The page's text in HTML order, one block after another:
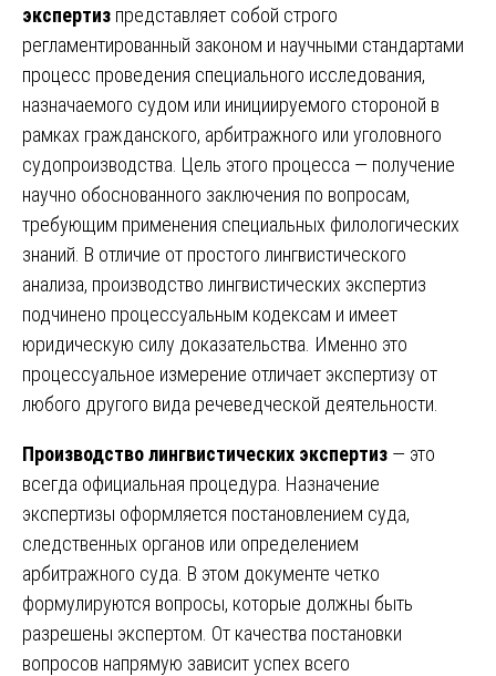
экспертиз представляет собой строго
регламентированный законом и научными стандартами
процесс проведения специального исследования,
назначаемого судом или инициируемого стороной в
рамках гражданского, арбитражного или уголовного
судопроизводства. Цель этого процесса — получение
научно обоснованного заключения по вопросам,
требующим применения специальных филологических
знаний. В отличие от простого лингвистического
анализа, производство лингвистических экспертиз
подчинено процессуальным кодексам и имеет
юридическую силу доказательства. Именно это
процессуальное измерение отличает экспертизу от
любого другого вида речеведческой деятельности.
Производство лингвистических экспертиз — это
всегда официальная процедура. Назначение
экспертизы оформляется постановлением суда,
следственных органов или определением
арбитражного суда. В этом документе четко
формулируются вопросы, которые должны быть
разрешены экспертом. От качества постановки
вопросов напрямую зависит успех всего